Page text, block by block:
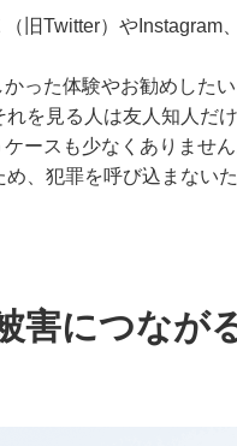
旧Twitter）やInstagram
った体験やお勧めした
を見る人は友人知人だ
ースも少なくありません
、犯罪を呼び込まない
害につなが